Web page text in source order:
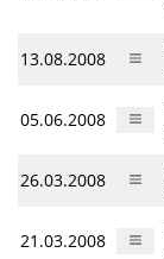
13.08.2008
05.06.2008
26.03.2008
21.03.2008